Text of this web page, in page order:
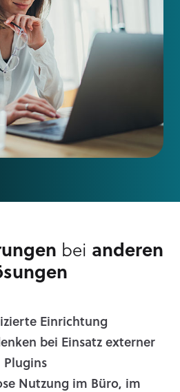
bei anderen
Einrichtung
bei Einsatz externer
Plugins
Nutzung im Büro, im